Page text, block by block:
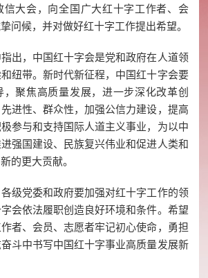
信大会，向全国广大红十字工作者、会
问候，并对做好红十字工作提出希望。
出，中国红十字会是党和政府在人道领
纽带。新时代新征程，中国红十字会要
，聚焦高质量发展，进一步深化改革创
进性、群众性，加强公信力建设，提高
参与和支持国际人道主义事业，为以中
强国建设、民族复兴伟业和促进人类和
的更大贡献。
级党委和政府要加强对红十字工作的领
会依法履职创造良好环境和条件。希望
者、会员、志愿者牢记初心使命，勇担
斗中书写中国红十字事业高质量发展新